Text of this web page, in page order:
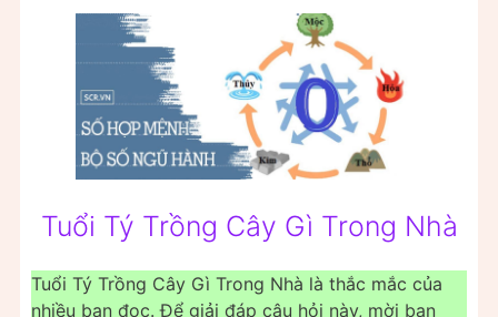
Tuổi Tý Trồng Cây Gì Trong Nhà
Tuổi Tý Trồng Cây Gì Trong Nhà là thắc mắc của
nhiều bạn đọc. Để giải đáp câu hỏi này, mời bạn